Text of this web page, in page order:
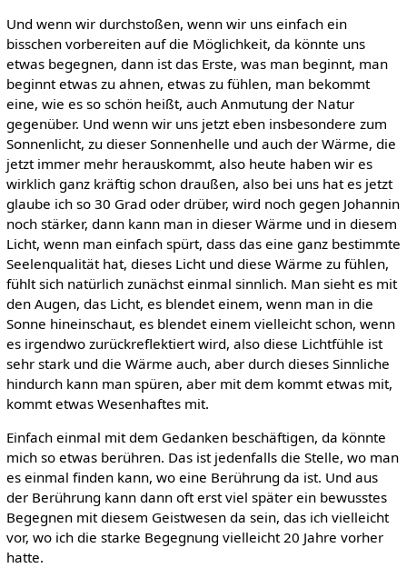
Und wenn wir durchstoßen, wenn wir uns einfach ein
bisschen vorbereiten auf die Möglichkeit, da könnte uns
etwas begegnen, dann ist das Erste, was man beginnt, man
beginnt etwas zu ahnen, etwas zu fühlen, man bekommt
eine, wie es so schön heißt, auch Anmutung der Natur
gegenüber. Und wenn wir uns jetzt eben insbesondere zum
Sonnenlicht, zu dieser Sonnenhelle und auch der Wärme, die
jetzt immer mehr herauskommt, also heute haben wir es
wirklich ganz kräftig schon draußen, also bei uns hat es jetzt
glaube ich so 30 Grad oder drüber, wird noch gegen Johannin
noch stärker, dann kann man in dieser Wärme und in diesem
Licht, wenn man einfach spürt, dass das eine ganz bestimmte
Seelenqualität hat, dieses Licht und diese Wärme zu fühlen,
fühlt sich natürlich zunächst einmal sinnlich. Man sieht es mit
den Augen, das Licht, es blendet einem, wenn man in die
Sonne hineinschaut, es blendet einem vielleicht schon, wenn
es irgendwo zurückreflektiert wird, also diese Lichtfühle ist
sehr stark und die Wärme auch, aber durch dieses Sinnliche
hindurch kann man spüren, aber mit dem kommt etwas mit,
kommt etwas Wesenhaftes mit.
Einfach einmal mit dem Gedanken beschäftigen, da könnte
mich so etwas berühren. Das ist jedenfalls die Stelle, wo man
es einmal finden kann, wo eine Berührung da ist. Und aus
der Berührung kann dann oft erst viel später ein bewusstes
Begegnen mit diesem Geistwesen da sein, das ich vielleicht
vor, wo ich die starke Begegnung vielleicht 20 Jahre vorher
hatte.